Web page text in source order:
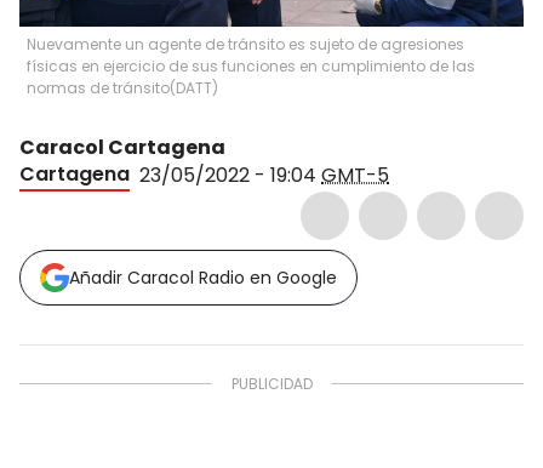
Nuevamente un agente de tránsito es sujeto de agresiones
físicas en ejercicio de sus funciones en cumplimiento de las
normas de tránsito(DATT)
Caracol Cartagena
Cartagena 23/05/2022 - 19:04 GMT-5
Añadir Caracol Radio en Google